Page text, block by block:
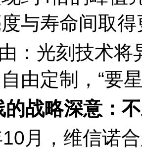
与寿命间取
：光刻技术
由定制，“要
战略深意：
月，维信诺